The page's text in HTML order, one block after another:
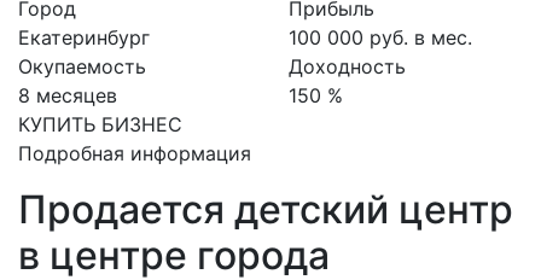
Город
Екатеринбург
Окупаемость
8 месяцев
КУПИТЬ БИЗНЕС
Прибыль
100 000 руб. в мес.
Доходность
150 %
Подробная информация
Продается детский центр
в центре города